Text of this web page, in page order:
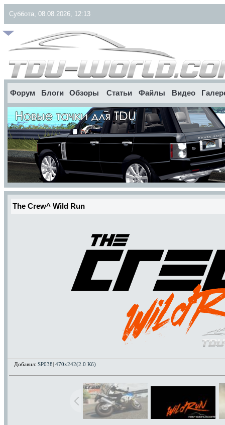
Суббота, 08.08.2026, 12:13
Форум Блоги Обзоры Статьи Файлы Видео
The Crew^ Wild Run
Добавил: SP038| 470x242(2.0 Кб)